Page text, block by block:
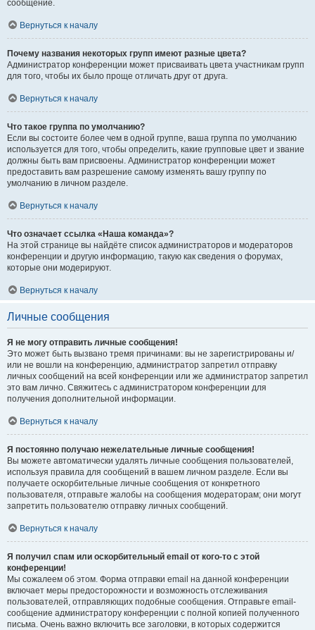
сообщение.
Вернуться к началу
Почему названия некоторых групп имеют разные цвета?
Администратор конференции может присваивать цвета участникам групп
для того, чтобы их было проще отличать друг от друга.
Вернуться к началу
Что такое группа по умолчанию?
Если вы состоите более чем в одной группе, ваша группа по умолчанию
используется для того, чтобы определить, какие групповые цвет и звание
должны быть вам присвоены. Администратор конференции может
предоставить вам разрешение самому изменять вашу группу по
умолчанию в личном разделе.
Вернуться к началу
Что означает ссылка «Наша команда»?
На этой странице вы найдёте список администраторов и модераторов
конференции и другую информацию, такую как сведения о форумах,
которые они модерируют.
Вернуться к началу
Личные сообщения
Я не могу отправить личные сообщения!
Это может быть вызвано тремя причинами: вы не зарегистрированы и/
или не вошли на конференцию, администратор запретил отправку
личных сообщений на всей конференции или же администратор запретил
это вам лично. Свяжитесь с администратором конференции для
получения дополнительной информации.
Вернуться к началу
Я постоянно получаю нежелательные личные сообщения!
Вы можете автоматически удалять личные сообщения пользователей,
используя правила для сообщений в вашем личном разделе. Если вы
получаете оскорбительные личные сообщения от конкретного
пользователя, отправьте жалобы на сообщения модераторам; они могут
запретить пользователю отправку личных сообщений.
Вернуться к началу
Я получил спам или оскорбительный email от кого-то с этой
конференции!
Мы сожалеем об этом. Форма отправки email на данной конференции
включает меры предосторожности и возможность отслеживания
пользователей, отправляющих подобные сообщения. Отправьте email-
сообщение администратору конференции с полной копией полученного
письма. Очень важно включить все заголовки, в которых содержится